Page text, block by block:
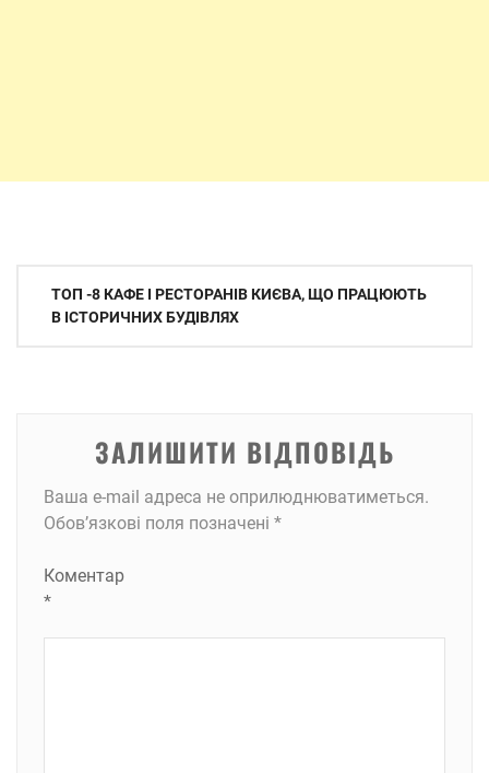
Навігація
записів
ТОП -8 КАФЕ І РЕСТОРАНІВ КИЄВА, ЩО ПРАЦЮЮТЬ
В ІСТОРИЧНИХ БУДІВЛЯХ
ЗАЛИШИТИ ВІДПОВІДЬ
Ваша e-mail адреса не оприлюднюватиметься.
Обов’язкові поля позначені *
Коментар
*